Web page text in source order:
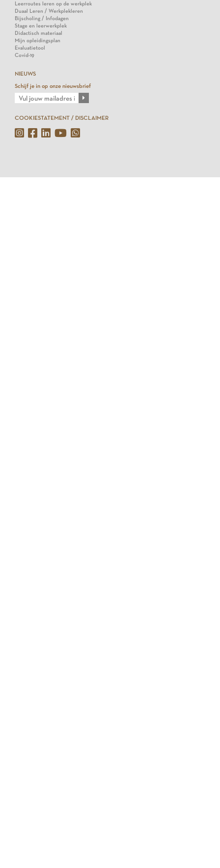
Leerroutes leren op de werkplek
Duaal Leren / Werkplekleren
Bijscholing / Infodagen
Stage en leerwerkplek
Didactisch materiaal
Mijn opleidingsplan
Evaluatietool
Covid-19
NIEUWS
Schijf je in op onze nieuwsbrief
COOKIESTATEMENT / DISCLAIMER